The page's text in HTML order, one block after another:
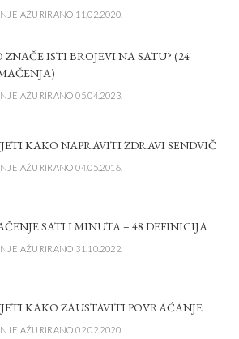
AŽURIRANO 11.02.2020.
ZNAČE ISTI BROJEVI NA SATU? (24
AŽURIRANO 05.04.2023.
KAKO NAPRAVITI ZDRAVI SENDVIČ
AŽURIRANO 04.05.2016.
SATI I MINUTA – 48 DEFINICIJA
AŽURIRANO 31.10.2022.
KAKO ZAUSTAVITI POVRAĆANJE
AŽURIRANO 02.02.2020.